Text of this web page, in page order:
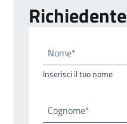
Richiedente
Nome*
Inserisci il tuo nome
Cognome*